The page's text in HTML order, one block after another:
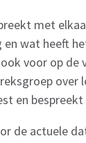
met
en wat heeft
voor op de
en
de actuele